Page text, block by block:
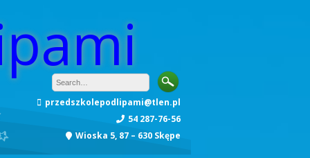
przedszkolepodlipami@tlen.pl
54 287-76-56
Wioska 5, 87 – 630 Skępe